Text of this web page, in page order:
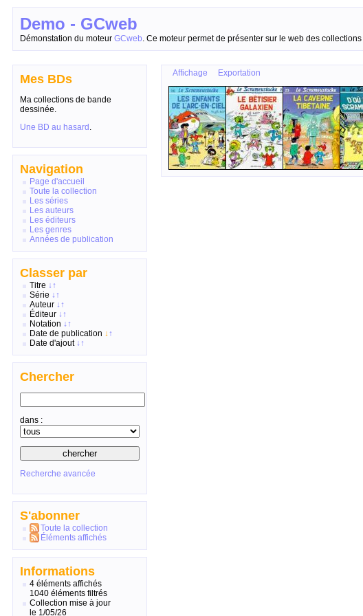
Demo - GCweb
Démonstation du moteur GCweb. Ce moteur permet de présenter sur le web des collections
Mes BDs
Ma collections de bande
dessinée.
Une BD au hasard .
Navigation
Page d'accueil
Toute la collection
Les séries
Les auteurs
Les éditeurs
Les genres
Années de publication
Classer par
Titre ↓↑
Série ↓↑
Auteur ↓↑
Éditeur ↓↑
Notation ↓↑
Date de publication ↓↑
Date d'ajout ↓↑
Chercher
dans :
Recherche avancée
S'abonner
Toute la collection
Éléments affichés
Informations
4 éléments affichés
1040 éléments filtrés
Collection mise à jour
le 1/05/26
Affichage Exportation